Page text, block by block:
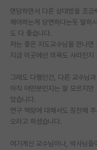
면담하면서 다른 상대방을 조
해야하는게 당연하다는듯 말하
도 다 좋습니다.
저는 좋은 지도교수님을 만나
지금 이곳에선 의욕도 사라진지
그래도 다행인건, 다른 교수님
아직 어떤분인지는 잘 모르지
았습니다.
연구 역량에 대해서도 칭찬해
오라고 하셨습니다.
여기계신 교수님이나, 박사님